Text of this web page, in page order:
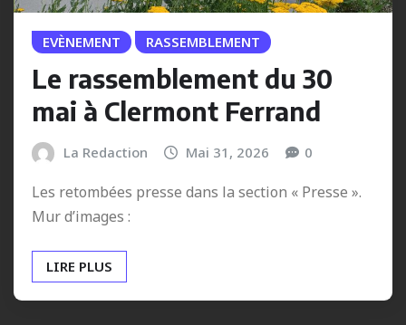
EVÈNEMENT RASSEMBLEMENT
Le rassemblement du 30
mai à Clermont Ferrand
La Redaction Mai 31, 2026 0
Les retombées presse dans la section « Presse ».
Mur d’images :
LIRE PLUS